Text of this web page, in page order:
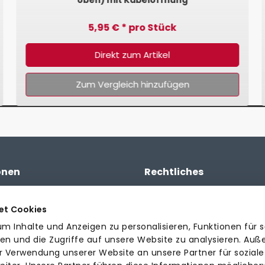
Cookies
Inhalte und Anzeigen zu personalisieren, Funktionen für
und die Zugriffe auf unsere Website zu analysieren.
unserer Website an unsere Partner für
5,95 € * pro Stück
Direkt zum Artikel
Zum Vergleich hinzufügen
Lieferzeiten & Rückgabe
Rechtliches
Impressum